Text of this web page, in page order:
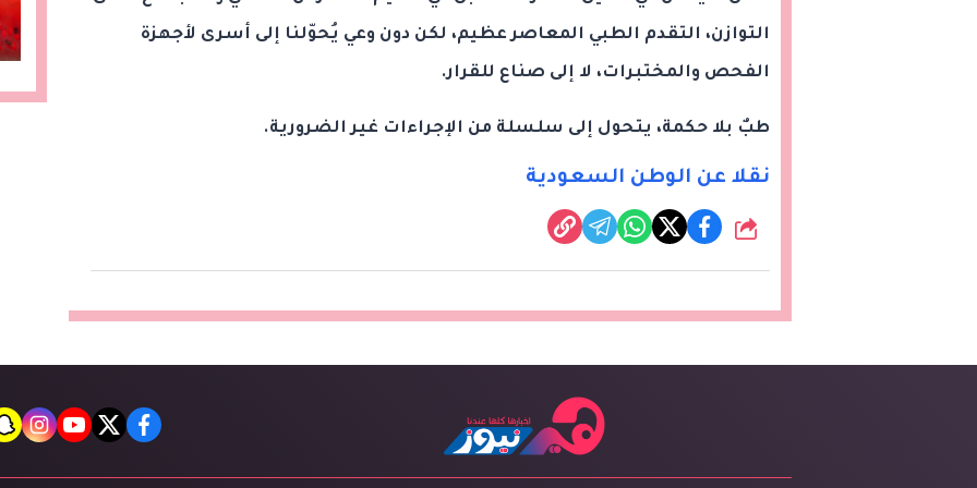
التوازن، التقدم الطبي المعاصر عظيم، لكن دون وعي يُحوّلنا إلى أسرى لأجهزة
الفحص والمختبرات، لا إلى صناع للقرار.
طبٌ بلا حكمة، يتحول إلى سلسلة من الإجراءات غير الضرورية.
نقلا عن الوطن السعودية
شارك
facebook
twitter
youtube